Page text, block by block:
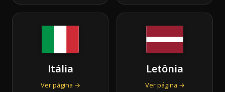
Itália
Ver página →
Letônia
Ver página →